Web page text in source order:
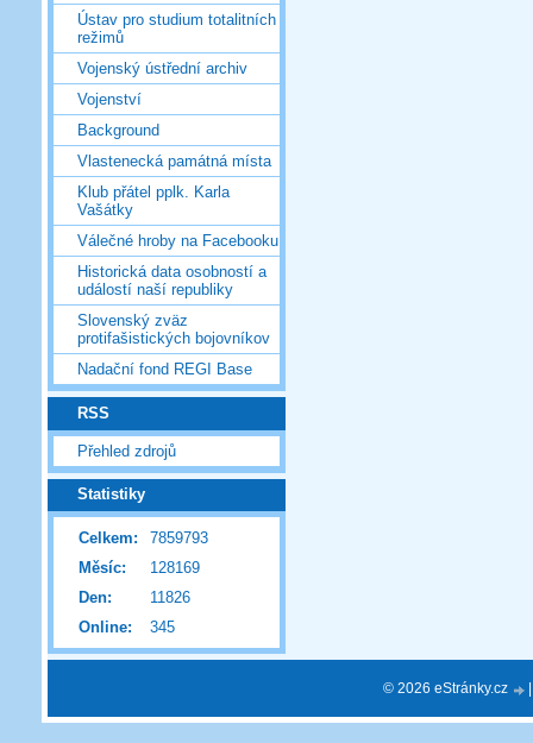
Ústav pro studium totalitních
režimů
Vojenský ústřední archiv
Vojenství
Background
Vlastenecká památná místa
Klub přátel pplk. Karla
Vašátky
Válečné hroby na Facebooku
Historická data osobností a
událostí naší republiky
Slovenský zväz
protifašistických bojovníkov
Nadační fond REGI Base
RSS
Přehled zdrojů
Statistiky
Online: 345
Celkem:
7859793
Měsíc:
128169
Den:
11826
© 2026 eStránky.cz